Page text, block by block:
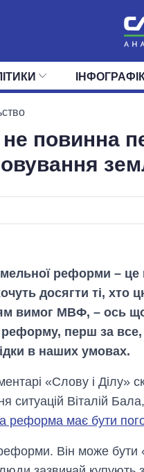
ПОЛІТИКА
І ОФІС
ДЕПУТАТИ
повинна
реформи – це
досягти ті,
вимог МВФ, – ось
перш за все,
в наших умовах.
«Слову і Ділу»
ситуацій Віталій
реформа має бути
Він може